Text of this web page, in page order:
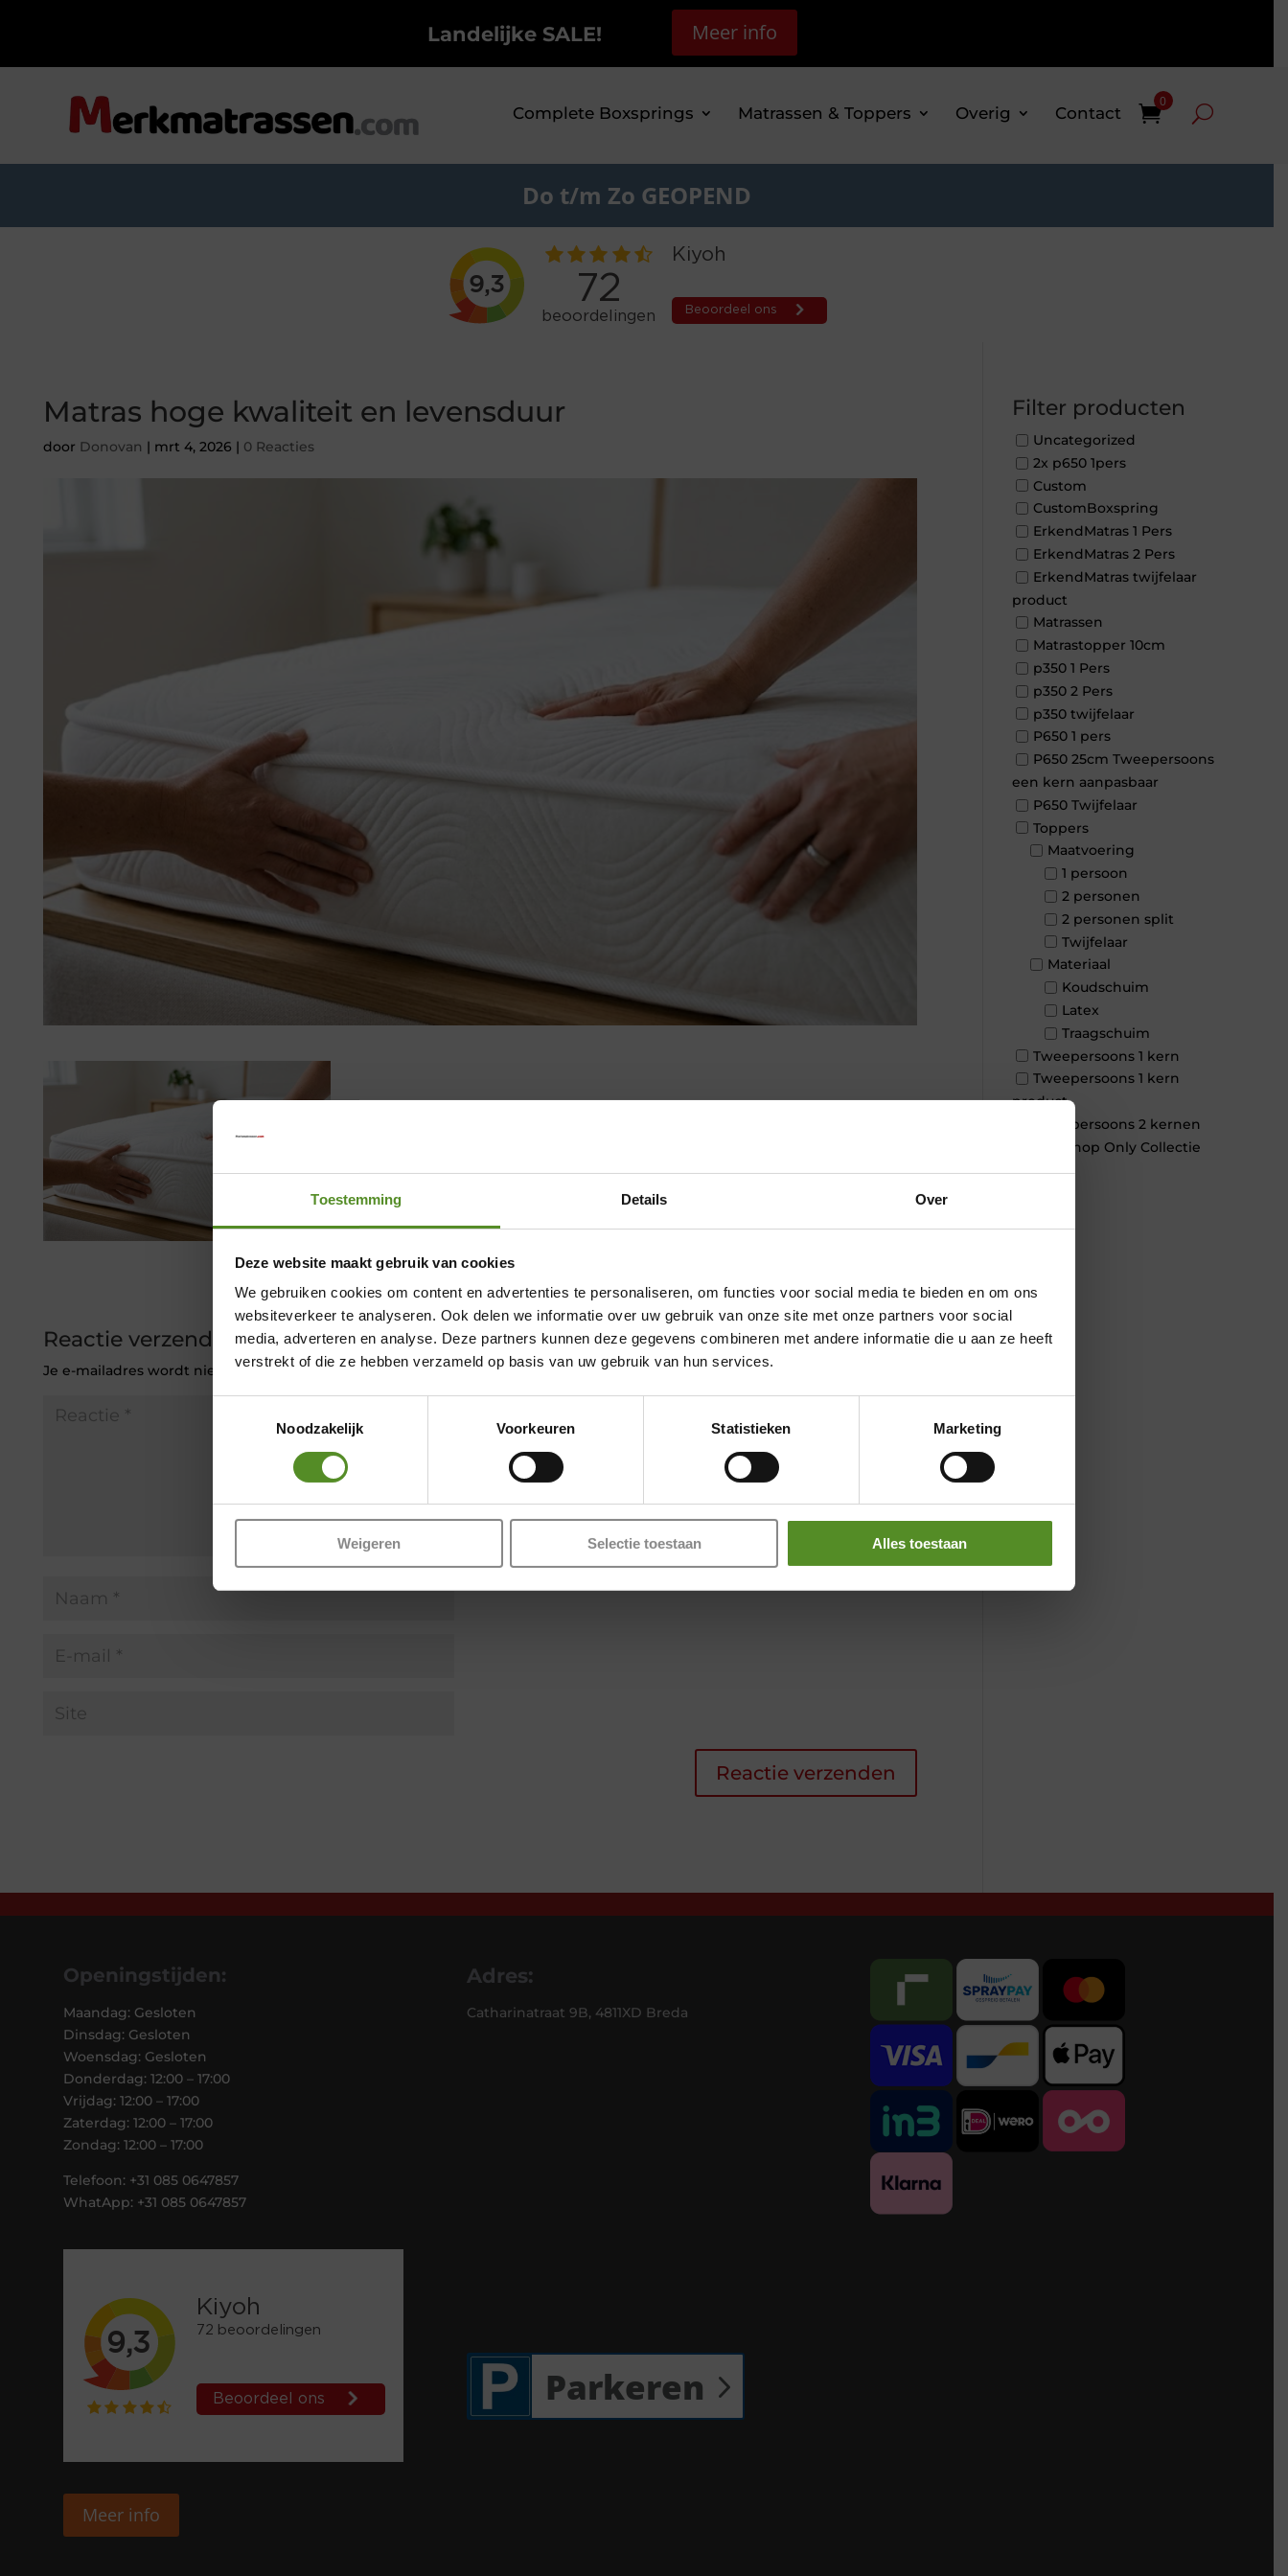
Toestemming Details Over
Deze website maakt gebruik van cookies
We gebruiken cookies om content en advertenties te personaliseren, om functies voor social media te bieden en om ons
websiteverkeer te analyseren. Ook delen we informatie over uw gebruik van onze site met onze partners voor social
media, adverteren en analyse. Deze partners kunnen deze gegevens combineren met andere informatie die u aan ze heeft
verstrekt of die ze hebben verzameld op basis van uw gebruik van hun services.
Noodzakelijk
Voorkeuren Statistieken Marketing
Weigeren Selectie toestaan Alles toestaan
Landelijke SALE! Meer info
Complete Boxsprings Matrassen & Toppers Overig Contact
0
Do t/m Zo GEOPEND
Matras hoge kwaliteit en levensduur
door Donovan | mrt 4, 2026 | 0 Reacties
Reactie verzenden
Je e-mailadres wordt niet gepubliceerd. Vereiste velden zijn gemarkeerd met*
Filter producten
Uncategorized
2x p650 1pers
Custom
CustomBoxspring
ErkendMatras 1 Pers
ErkendMatras 2 Pers
ErkendMatras twijfelaar
product
Matrassen
Matrastopper 10cm
p350 1 Pers
p350 2 Pers
p350 twijfelaar
P650 1 pers
P650 25cm Tweepersoons
een kern aanpasbaar
P650 Twijfelaar
Toppers
Maatvoering
1 persoon
2 personen
2 personen split
Twijfelaar
Materiaal
Koudschuim
Latex
Traagschuim
Tweepersoons 1 kern
Tweepersoons 1 kern
product
Tweepersoons 2 kernen
Webshop Only Collectie
Openingstijden:
Maandag: Gesloten
Dinsdag: Gesloten
Woensdag: Gesloten
Donderdag: 12:00 – 17:00
Vrijdag: 12:00 – 17:00
Zaterdag: 12:00 – 17:00
Zondag: 12:00 – 17:00
Telefoon: +31 085 0647857
WhatApp: +31 085 0647857
Meer info
Adres:
Catharinatraat 9B, 4811XD Breda
Parkeren
Showroom Breda
Vrijdag 12:00 – 17:00
Zaterdag 12:00 – 17:00
Zondag 12:00 – 17:00